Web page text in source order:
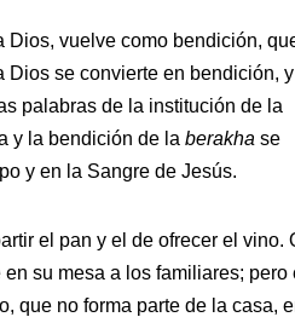
vuelve como bendición,
se convierte en bendición,
palabras de la institución de la
y la bendición de la berakha se
y en la Sangre de Jesús.
el pan y el de ofrecer el vino.
su mesa a los familiares; pero
que no forma parte de la casa,